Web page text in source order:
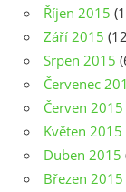
Říjen 2015
Září 2015
Srpen 2015
Červenec
Červen 2015
Květen 2015
Duben 2015
Březen 2015